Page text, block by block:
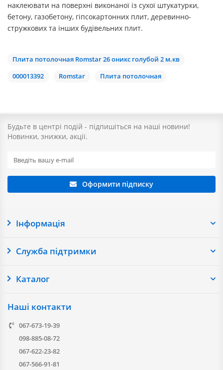
наклеювати на поверхні виконаної із сухої штукатурки,
бетону, газобетону, гіпсокартонних плит, деревинно-
стружкових та інших будівельних плит.
Плита потолочная Romstar 26 оникс голубой 2 м.кв
000013392
Romstar Плита потолочная
Будьте в центрі подій - підпишіться на наші новини!
Новинки, знижки, акції.
Оформити підписку
Інформація
Служба підтримки
Каталог
Наші контакти
067-673-19-39
098-885-08-72
067-622-23-82
067-566-91-81